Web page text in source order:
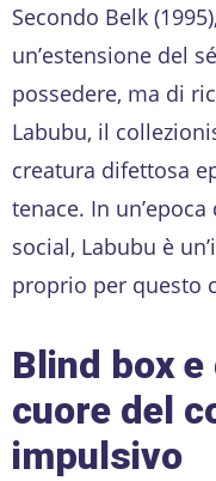
Secondo Belk
un’estensione del
possedere, ma di
Labubu, il
creatura difettosa
tenace. In
social, Labubu è
proprio per questo
Blind box
cuore del
impulsivo